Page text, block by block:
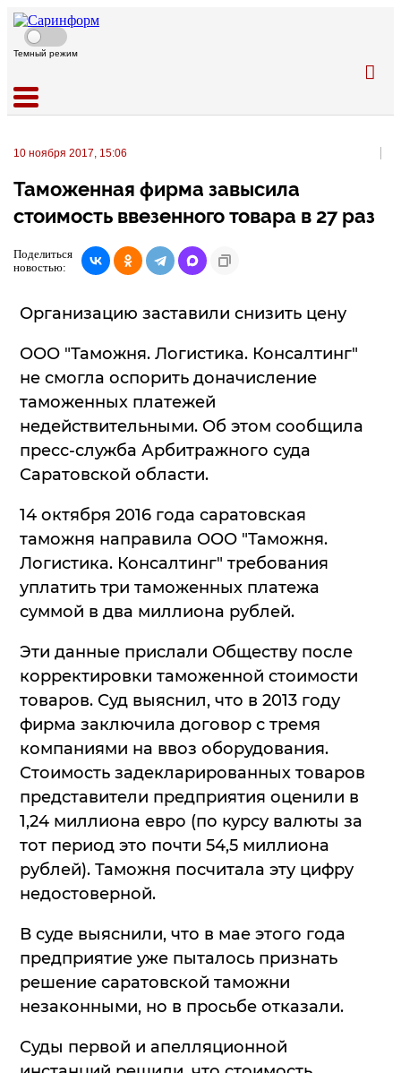
Темный режим
10 ноября 2017, 15:06
Таможенная фирма завысила
стоимость ввезенного товара в 27 раз
Поделиться
новостью:
Организацию заставили снизить цену
ООО "Таможня. Логистика. Консалтинг"
не смогла оспорить доначисление
таможенных платежей
недействительными. Об этом сообщила
пресс-служба Арбитражного суда
Саратовской области.
14 октября 2016 года саратовская
таможня направила ООО "Таможня.
Логистика. Консалтинг" требования
уплатить три таможенных платежа
суммой в два миллиона рублей.
Эти данные прислали Обществу после
корректировки таможенной стоимости
товаров. Суд выяснил, что в 2013 году
фирма заключила договор с тремя
компаниями на ввоз оборудования.
Стоимость задекларированных товаров
представители предприятия оценили в
1,24 миллиона евро (по курсу валюты за
тот период это почти 54,5 миллиона
рублей). Таможня посчитала эту цифру
недостоверной.
В суде выяснили, что в мае этого года
предприятие уже пыталось признать
решение саратовской таможни
незаконными, но в просьбе отказали.
Суды первой и апелляционной